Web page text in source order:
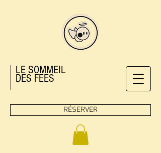
LE SOMMEIL
DES FEES
RÉSERVER